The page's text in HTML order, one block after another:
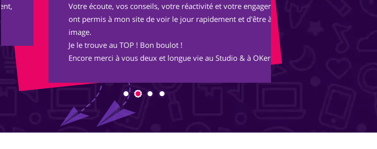
Votre écoute, vos conseils, votre réactivité et votre engagement
ont permis à mon site de voir le jour rapidement et d'être à mon
Je le trouve au TOP ! Bon boulot !
Encore merci à vous deux et longue vie au Studio & à OKern :-)